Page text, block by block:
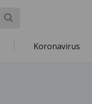
Koronavirus